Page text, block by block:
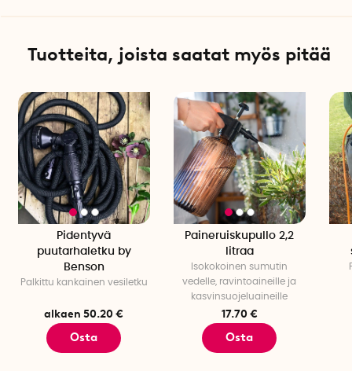
Tuotteita, joista saatat myös pitää
Pidentyvä
puutarhaletku by
Benson
Palkittu kankainen vesiletku
alkaen 50.20 €
Osta
Paineruiskupullo 2,2
litraa
Isokokoinen sumutin
vedelle, ravintoaineille ja
kasvinsuojeluaineille
17.70 €
Osta